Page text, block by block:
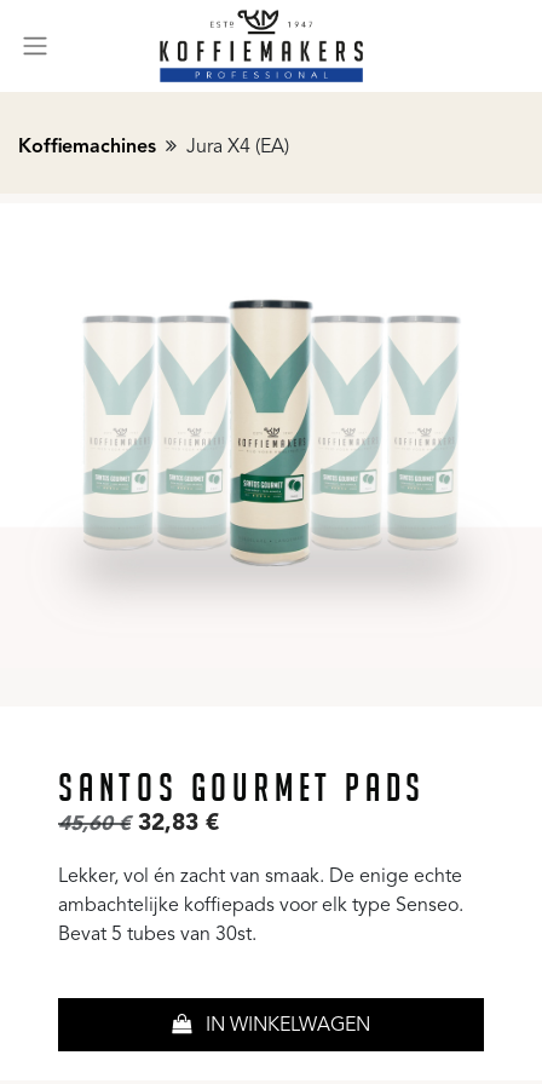
Koffiemachines Jura X4 (EA)
SANTOS GOURMET PADS
45,60€ 32,83 €
Lekker, vol én zacht van smaak. De enige echte
ambachtelijke koffiepads voor elk type Senseo.
Bevat 5 tubes van 30st.
IN WINKELWAGEN